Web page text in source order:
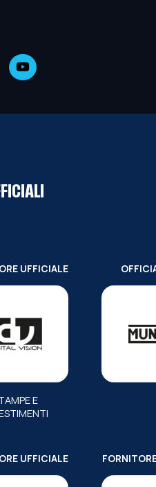
UFFICIALE
E
UFFICIALE